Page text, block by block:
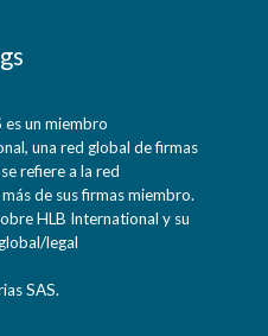
es un miembro
una red global de firmas
refiere a la red
de sus firmas miembro.
HLB International y su
legal
SAS.